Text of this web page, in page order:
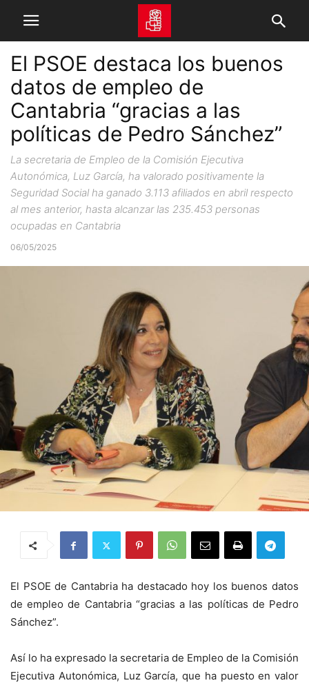
El PSOE destaca los buenos
datos de empleo de
Cantabria “gracias a las
políticas de Pedro Sánchez”
La secretaria de Empleo de la Comisión Ejecutiva
Autonómica, Luz García, ha valorado positivamente la
Seguridad Social ha ganado 3.113 afiliados en abril respecto
al mes anterior, hasta alcanzar las 235.453 personas
ocupadas en Cantabria
06/05/2025
El PSOE de Cantabria ha destacado hoy los buenos datos
de empleo de Cantabria “gracias a las políticas de Pedro
Sánchez”.
Así lo ha expresado la secretaria de Empleo de la Comisión
Ejecutiva Autonómica, Luz García, que ha puesto en valor